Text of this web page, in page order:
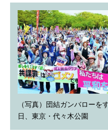
（写真）団結ガンバローを
日、東京・代々木公園